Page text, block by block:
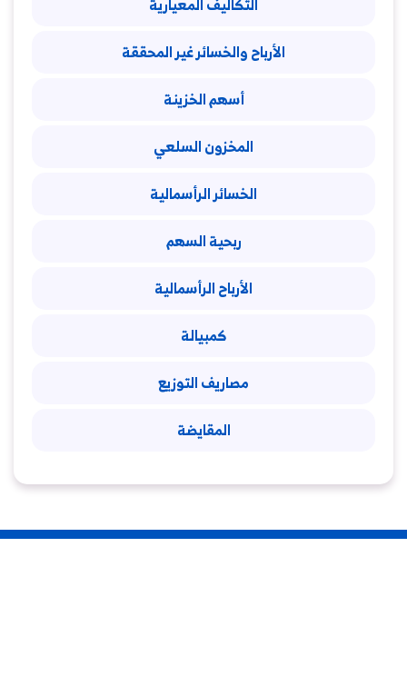
الأرباح والخسائر غير المحققة
أسهم الخزينة
المخزون السلعي
الخسائر الرأسمالية
ربحية السهم
الأرباح الرأسمالية
كمبيالة
مصاريف التوزيع
المقايضة